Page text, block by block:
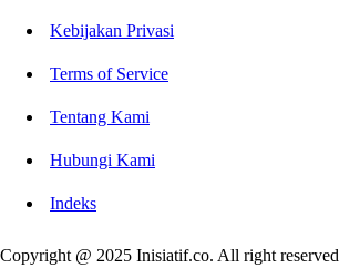
Kebijakan Privasi
Terms of Service
Tentang Kami
Hubungi Kami
Indeks
Copyright @ 2025 Inisiatif.co. All right reserved